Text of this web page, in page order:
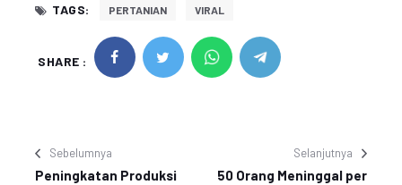
TAGS: PERTANIAN VIRAL
SHARE :
Sebelumnya
Peningkatan Produksi
Selanjutnya
50 Orang Meninggal per